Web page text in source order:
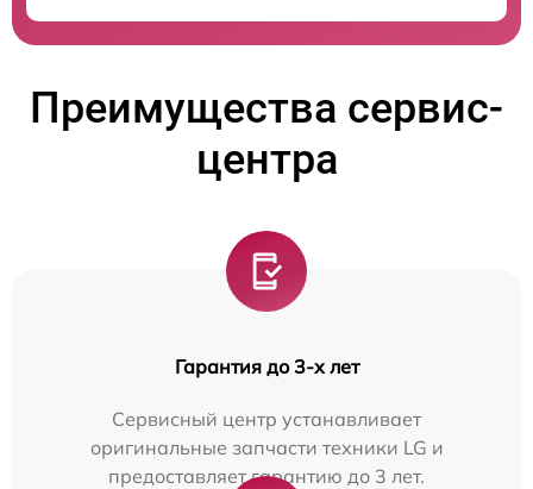
Преимущества сервис-
центра
Гарантия до 3-х лет
Сервисный центр устанавливает
оригинальные запчасти техники LG и
предоставляет гарантию до 3 лет.